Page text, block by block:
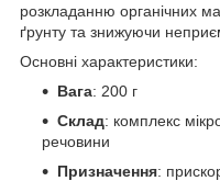
розкладанню органічних
ґрунту та знижуючи
Основні характеристики:
Вага: 200 г
Склад: комплекс
речовини
Призначення: